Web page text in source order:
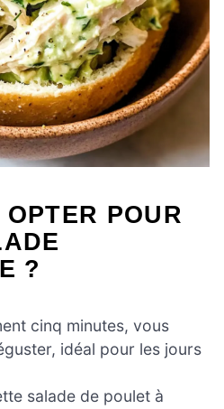
POUR
?
cinq minutes, vous
idéal pour les jours
salade de poulet à